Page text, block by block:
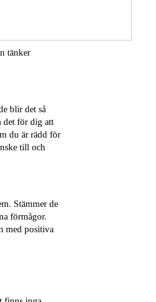
tänker
blir det så
det för dig att
du är rädd för
till och
Stämmer de
förmågor.
med positiva